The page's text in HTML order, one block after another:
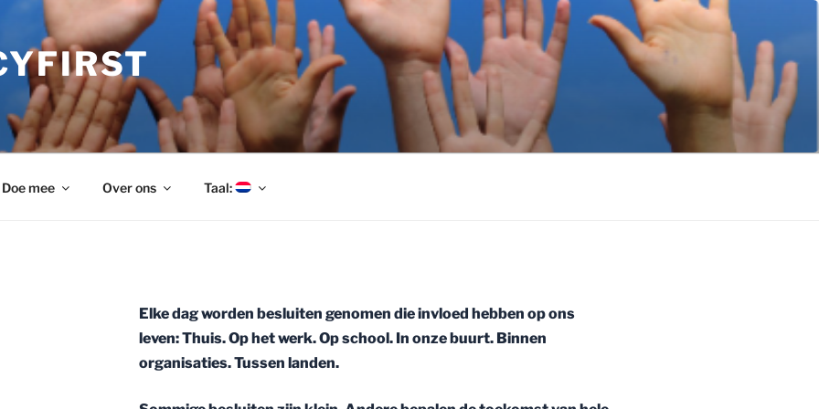
Doe mee Over ons Taal:
Elke dag worden besluiten genomen die invloed hebben op ons
leven: Thuis. Op het werk. Op school. In onze buurt. Binnen
organisaties. Tussen landen.